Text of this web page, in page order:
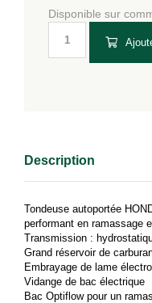
Disponible sur
Tondeuse autoportée
performant en ramassage
Transmission :
Grand réservoir de
Embrayage de lame
Vidange de bac électrique
Bac Optiflow pour un